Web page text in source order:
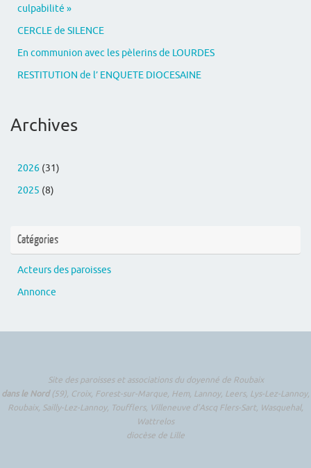
culpabilité »
CERCLE de SILENCE
En communion avec les pèlerins de LOURDES
RESTITUTION de l’ ENQUETE DIOCESAINE
Archives
2026 (31)
2025 (8)
Catégories
Acteurs des paroisses
Annonce
Site des paroisses et associations du doyenné de Roubaix
dans le Nord(59), Croix, Forest-sur-Marque, Hem, Lannoy, Leers, Lys-Lez-Lannoy,
Roubaix, Sailly-Lez-Lannoy, Toufflers, Villeneuve d’Ascq Flers-Sart, Wasquehal,
Wattrelos
diocèse de Lille